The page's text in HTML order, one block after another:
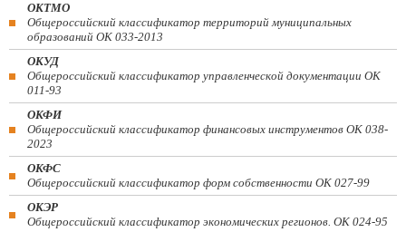
ОКТМО
Общероссийский классификатор территорий муниципальных
образований ОК 033-2013
ОКУД
Общероссийский классификатор управленческой документации ОК
011-93
ОКФИ
Общероссийский классификатор финансовых инструментов OK 038-
2023
ОКФС
Общероссийский классификатор форм собственности ОК 027-99
ОКЭР
Общероссийский классификатор экономических регионов. ОК 024-95